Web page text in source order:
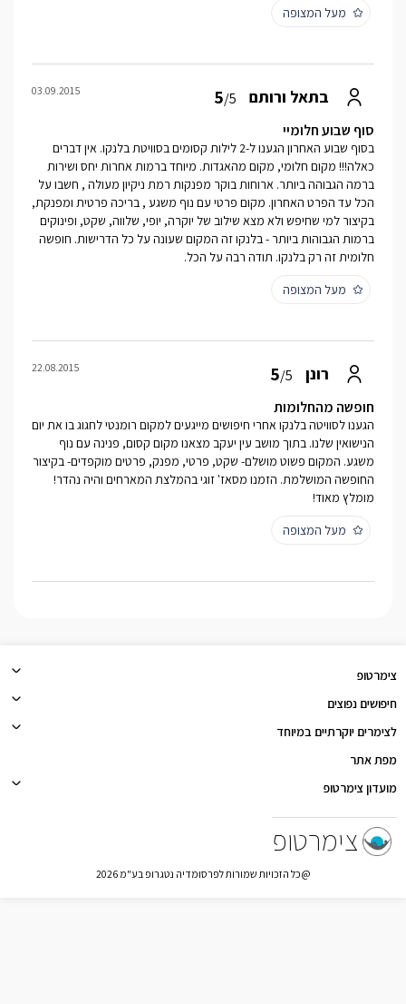
מעל המצופה
בתאל ורותם 5/5
03.09.2015
סוף שבוע חלומיי
בסוף שבוע האחרון הגענו ל-2 לילות קסומים בסוויטת בלנקו. אין דברים
כאלה!!! מקום חלומי, מקום מהאגדות. מיוחד ברמות אחרות יחס ושירות
ברמה הגבוהה ביותר. ארוחות בוקר מפנקות רמת ניקיון מעולה , חשבו על
הכל עד הפרט האחרון. מקום פרטי עם נוף משגע , בריכה פרטית ומפנקת,
בקיצור למי שחיפש ולא מצא שילוב של יוקרה, יופי, שלווה, שקט, ופינוקים
ברמות הגבוהות ביותר - בלנקו זה המקום שעונה על כל הדרישות. חופשה
חלומית זה רק בלנקו. תודה רבה על הכל.
מעל המצופה
רונן 5/5
22.08.2015
חופשה מהחלומות
הגענו לסוויטה בלנקו אחרי חיפושים מייגעים למקום רומנטי לחגוג בו את יום
הנישואין שלנו. בתוך מושב עין יעקב מצאנו מקום קסום, פנינה עם נוף
משגע. המקום פשוט מושלם- שקט, פרטי, מפנק, פרטים מוקפדים- בקיצור
החופשה המושלמת. הזמנו מסאז' זוגי בהמלצת המארחים והיה נהדר!
מומלץ מאוד!
מעל המצופה
צימרטופ
צימרטופ
חיפושים נפוצים
לצימרים יוקרתיים במיוחד
מפת אתר
מועדון צימרטופ
@כל הזכויות שמורות לפרסומדיה נטגרופ בע"מ 2026